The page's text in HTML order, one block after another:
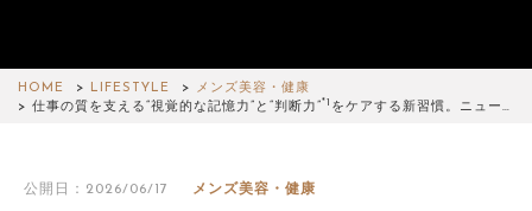
HOME LIFESTYLE
メンズ美容・健康
仕事の質を支える“視覚的な記憶力”と“判断力”*1 をケアする新習慣。ニュー…
公開日：2026/06/17 メンズ美容・健康